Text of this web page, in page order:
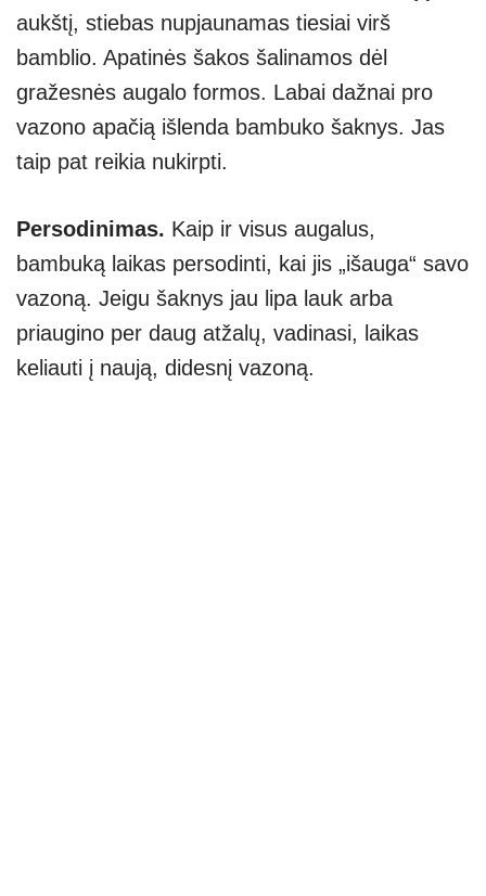
aukštį, stiebas nupjaunamas tiesiai virš
bamblio. Apatinės šakos šalinamos dėl
gražesnės augalo formos. Labai dažnai pro
vazono apačią išlenda bambuko šaknys. Jas
taip pat reikia nukirpti.
Persodinimas. Kaip ir visus augalus,
bambuką laikas persodinti, kai jis „išauga“ savo
vazoną. Jeigu šaknys jau lipa lauk arba
priaugino per daug atžalų, vadinasi, laikas
keliauti į naują, didesnį vazoną.